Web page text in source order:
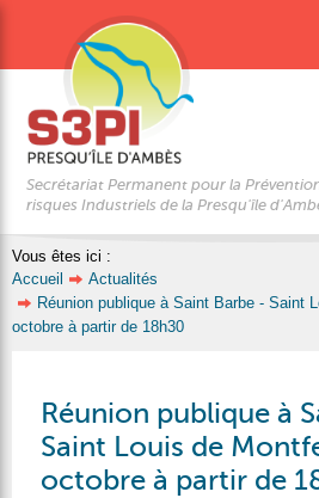
Secrétariat Permanent pour la
risques Industriels de la Presqu'île
Vous êtes ici :
Accueil
Actualités
Réunion publique à Saint Barbe - Saint
octobre à partir de 18h30
Réunion publique à
Saint Louis de
octobre à partir de